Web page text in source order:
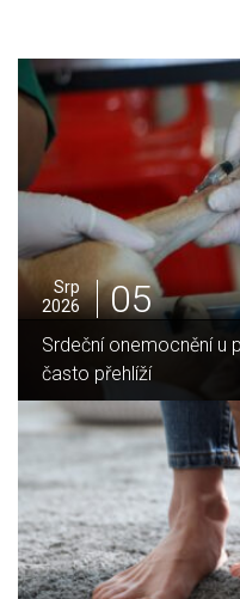
Srp
2026
05
Srdeční onemocnění u
často přehlíží